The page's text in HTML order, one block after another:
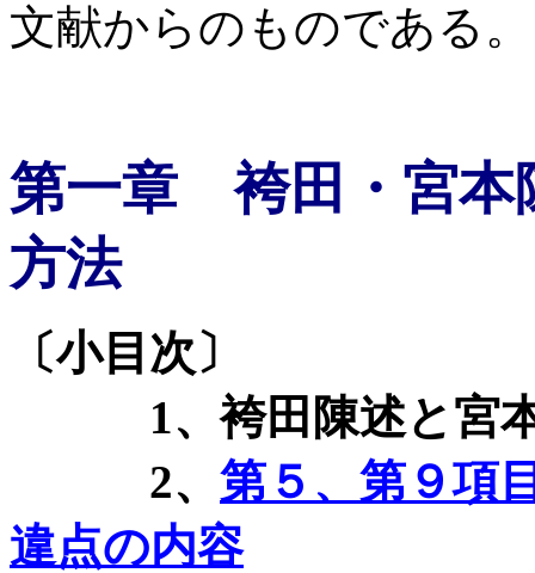
文献からのものである。
第一章 袴田・宮本
方法
〔小目次〕
1、袴田陳述と宮
2、 第５、第９項
違点の内容